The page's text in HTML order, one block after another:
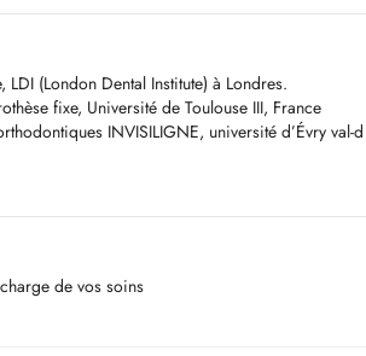
appareils fixes pour enfants et adultes,
des mâchoires
bruxisme
ronflement, apnée
facettes, couronnes
pathologies buccales
des examens radiologiques et cliniques,
intra et extra-orales.
(London Dental Institute) à Londres.
fixe, Université de Toulouse III, France
INVISILIGNE, université d’Évry val-d
de vos soins